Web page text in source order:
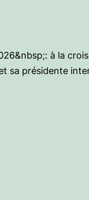
à la
sa présidente